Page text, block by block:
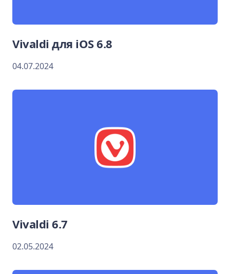
Vivaldi для iOS 6.8
04.07.2024
Vivaldi 6.7
02.05.2024